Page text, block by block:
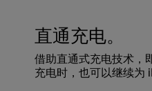
直通充电。
借助直通式充电技术，
充电时，也可以继续为